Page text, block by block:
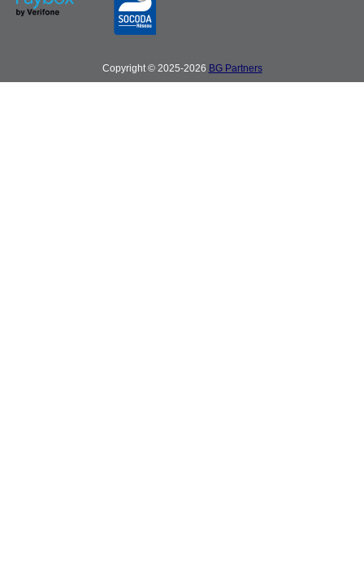
Copyright © 2025-2026 BG Partners